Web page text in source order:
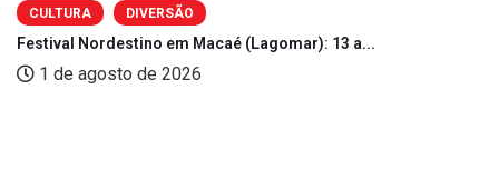
CULTURA DIVERSÃO
Festival Nordestino em Macaé (Lagomar): 13 a...
1 de agosto de 2026